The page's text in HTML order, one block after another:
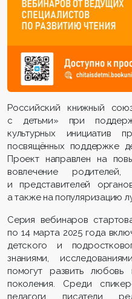
Российский книжный
с детьми» при
культурных инициатив
посвящённых поддержке
Проект направлен на
вовлечение родителей,
и представителей
а также на популяризацию
Серия вебинаров
по 14 марта 2025 года
детского и
знаниями,
помогут развить
поколения. Среди
педагоги, писатели,